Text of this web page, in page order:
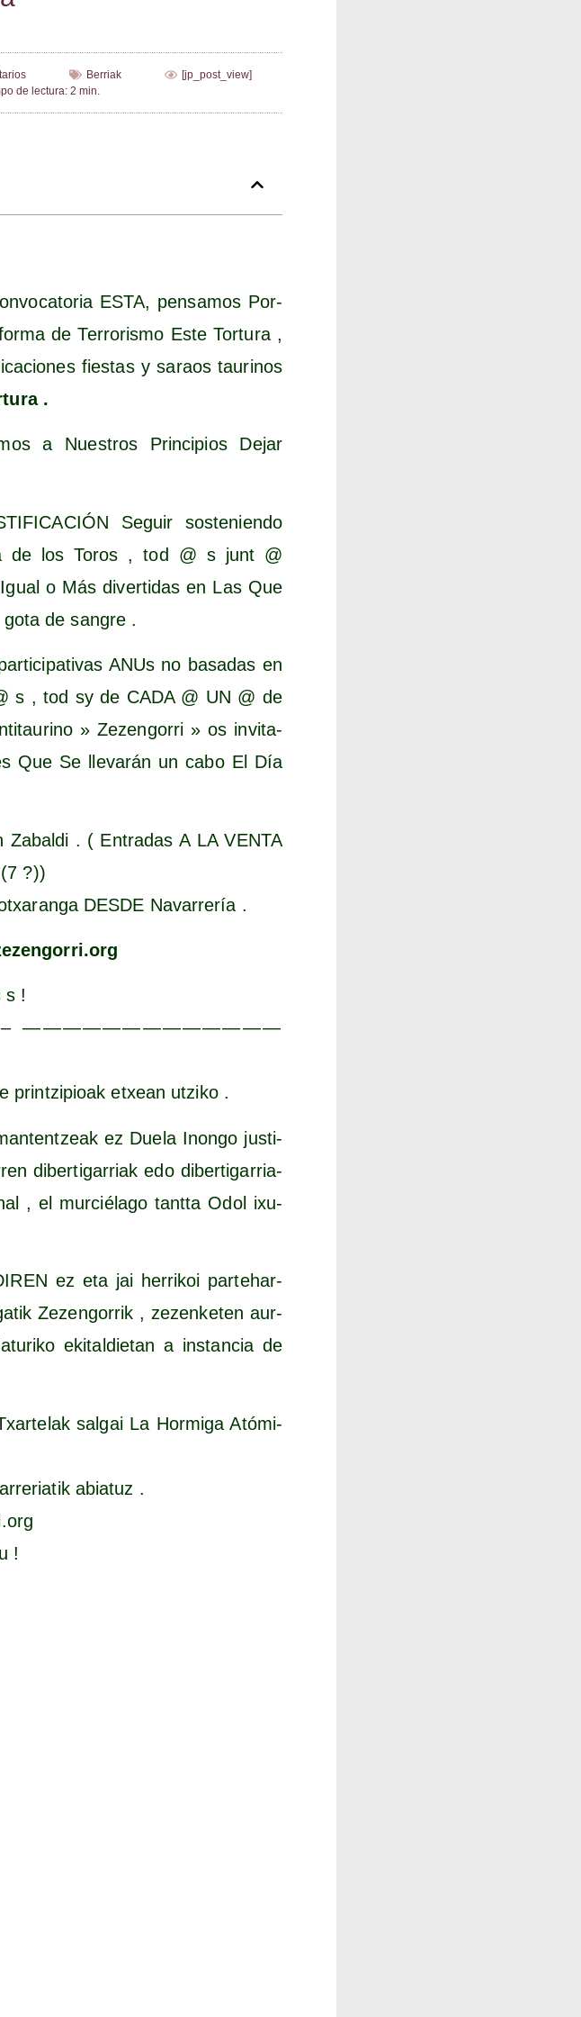
Berriak
[jp_post_view]
de lectura: 2 min.
ESTA, pen­sa­mos Por­
de Terro­ris­mo Este Tor­tu­ra ,
fies­tas y saraos tau­ri­nos
.
a Nues­tros Prin­ci­pios Dejar
Seguir sos­te­nien­do
de los Toros , tod @ s junt @
o Más diver­ti­das en Las Que
de sangre .
ANUs no basa­das en
s , tod sy de CADA @ UN @ de
» Zezen­go­rri » os invi­ta­
Que Se lle­va­rán un cabo El Día
. ( Entra­das A LA VENTA
?))
DESDE Navarrería .
s !
— — — — — — — — — — — — —
prin­tzi­pioak etxean utziko .
ez Due­la Inon­go jus­ti­
diber­ti­ga­rriak edo diber­ti­ga­rria­
, el mur­cié­la­go tant­ta Odol ixu­
ez eta jai herri­koi par­tehar­
Zezen­go­rrik , zezen­ke­ten aur­
eki­tal­die­tan a ins­tan­cia de
sal­gai La Hor­mi­ga Ató­mi­
abiatuz .
!